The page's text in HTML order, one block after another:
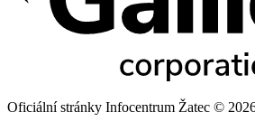
Oficiální stránky Infocentrum Žatec ©